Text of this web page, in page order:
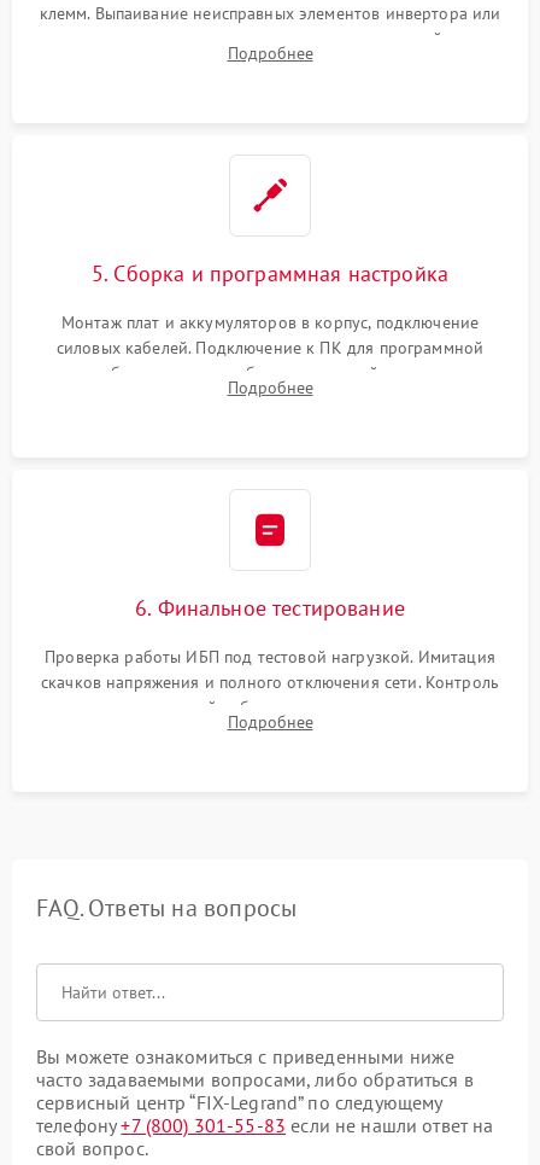
клемм. Выпаивание неисправных элементов инвертора или
цепи зарядки и монтаж новых радиодеталей.
Восстановление поврежденных токоведущих дорожек и
Подробнее
5. Сборка и программная настройка
Монтаж плат и аккумуляторов в корпус, подключение
силовых кабелей. Подключение к ПК для программной
калибровки констант батареи, настройки порогов
срабатывания AVR и сброса счетчиков старения АКБ.
Подробнее
6. Финальное тестирование
Проверка работы ИБП под тестовой нагрузкой. Имитация
скачков напряжения и полного отключения сети. Контроль
времени автономной работы, температурного режима и
корректности формы выходного сигнала.
Подробнее
FAQ. Ответы на вопросы
Вы можете ознакомиться с приведенными ниже
часто задаваемыми вопросами, либо обратиться в
сервисный центр “FIX-Legrand” по следующему
телефону+7 (800) 301-55-83 если не нашли ответ на
свой вопрос.